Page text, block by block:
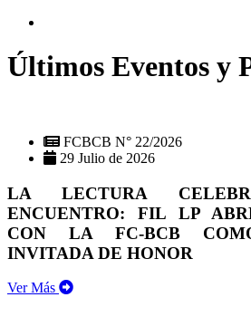
Últimos Eventos y
FCBCB N° 22/2026
29 Julio de 2026
LA LECTURA
ENCUENTRO: FIL LP
CON LA FC-BCB
INVITADA DE HONOR
Ver Más